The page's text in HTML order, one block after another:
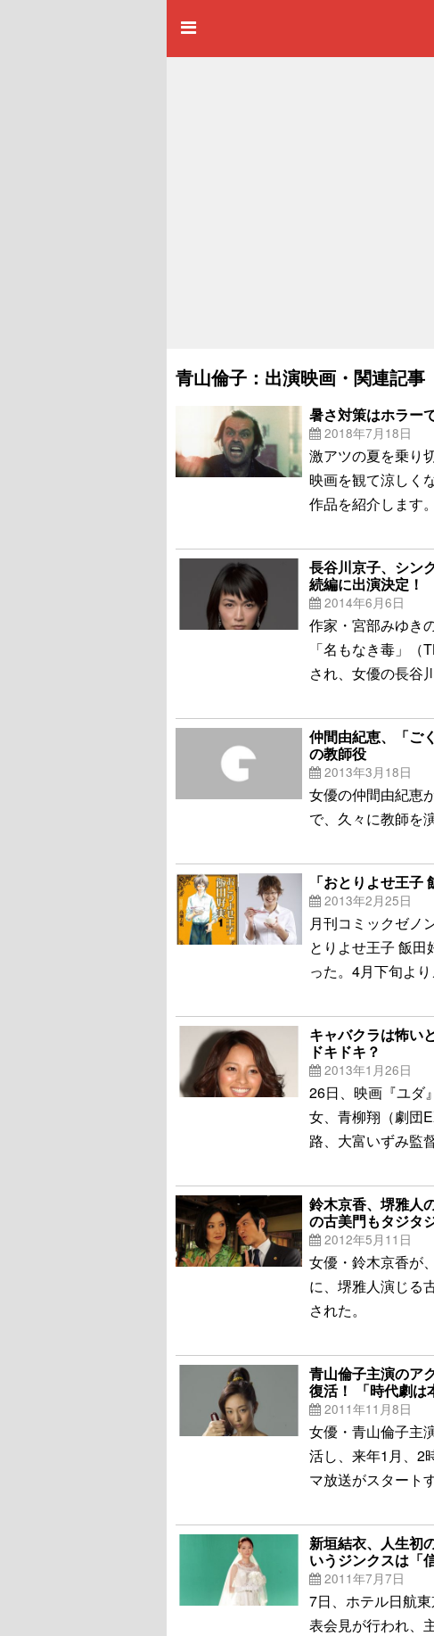
青山倫子：出演映画・関連記事
暑さ対策はホラー
2018年7月18日
激アツの夏を乗り
映画を観て涼しく
作品を紹介します。
長谷川京子、シン
続編に出演決定！
2014年6月6日
作家・宮部みゆき
「名もなき毒」
され、女優の長谷
仲間由紀恵、「ご
の教師役
2013年3月18日
女優の仲間由紀恵
で、久々に教師を
「おとりよせ王子
2013年2月25日
月刊コミックゼノ
とりよせ王子 飯
った。4月下旬よ
キャバクラは怖い
ドキドキ？
2013年1月26日
26日、映画『ユダ
女、青柳翔（劇団
路、大富いずみ監
鈴木京香、堺雅人
の古美門もタジタ
2012年5月11日
女優・鈴木京香が
に、堺雅人演じる
された。
青山倫子主演のア
復活！ 「時代劇は
2011年11月8日
女優・青山倫子主
活し、来年1月、2
マ放送がスタート
新垣結衣、人生初
いうジンクスは「
2011年7月7日
7日、ホテル日航
表会見が行われ、